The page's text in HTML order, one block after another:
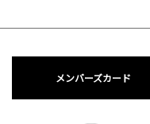
メンバーズカード